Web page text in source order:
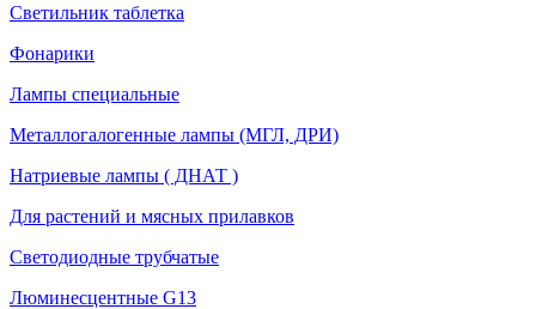
Светильник таблетка
Фонарики
Лампы специальные
Металлогалогенные лампы (МГЛ, ДРИ)
Натриевые лампы ( ДНАТ )
Для растений и мясных прилавков
Светодиодные трубчатые
Люминесцентные G13